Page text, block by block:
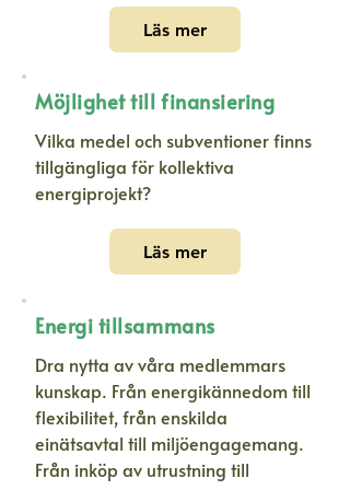
Läs mer
Möjlighet till finansiering
Vilka medel och subventioner finns
tillgängliga för kollektiva
energiprojekt?
Läs mer
Energi tillsammans
Dra nytta av våra medlemmars
kunskap. Från energikännedom till
flexibilitet, från enskilda
einätsavtal till miljöengagemang.
Från inköp av utrustning till